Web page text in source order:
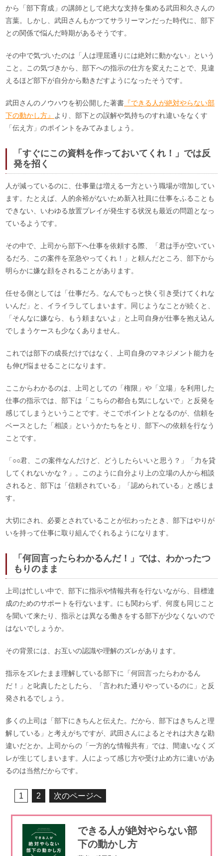
から「部下育成」の講師として絶大な支持を集める武田和久さんの
言葉。しかし、武田さんもかつてサラリーマンだった時代に、部下
との関係で悩んだ時期があるそうです。
その中で気づいたのは「人は理屈通りには絶対に動かない」という
こと。この気づきから、部下への指示の仕方を変えたことで、見違
えるほど部下が自分から動きだすようになったそうです。
武田さんのノウハウを初公開した著書 『できる人が絶対やらない部
下の動かし方』
より、部下との誤解や気持ちのすれ違いをなくす
「伝え方」のポイントをみてみましょう。
「すぐにこの資料を作っておいてくれ！」では反
発を招く
人が減っているのに、仕事量は増える一方という職場が増加してい
ます。たとえば、人的余裕がないため新入社員に仕事をふることも
できない、いわゆる放置プレイが発生する状況も最近の問題となっ
ているようです。
その中で、上司から部下へ仕事を依頼する際、「君は手が空いてい
るだろ、この案件を至急やってくれ！」と頼んだところ、部下から
明らかに嫌な顔をされることがあります。
任せる側としては「仕事だろ。なんでもっと快く引き受けてくれな
いんだ」と、イライラしてしまいます。同じようなことが続くと、
「そんなに嫌なら、もう頼まないよ」と上司自身が仕事を抱え込ん
でしまうケースも少なくありません。
これでは部下の成長だけではなく、上司自身のマネジメント能力を
も伸び悩ませることになります。
ここからわかるのは、上司としての「権限」や「立場」を利用した
仕事の指示では、部下は「こちらの都合も気にしないで」と反発を
感じてしまうということです。そこでポイントとなるのが、信頼を
ベースとした「相談」というかたちをとり、部下への依頼を行なう
ことです。
「○○君、この案件なんだけど、どうしたらいいと思う？」「力を貸
してくれないかな？」。このように自分より上の立場の人から相談
されると、部下は「信頼されている」「認められている」と感じま
す。
大切にされ、必要とされていることが伝わったとき、部下はやりが
いを持って仕事に取り組んでくれるようになります。
「何回言ったらわかるんだ！」では、わかったつ
もりのまま
上司は忙しい中で、部下に指示や情報共有を行ないながら、目標達
成のためのサポートを行ないます。にも関わらず、何度も同じこと
を聞いて来たり、指示とは異なる働きをする部下が少なくないので
はないでしょうか。
その背景には、お互いの認識や理解のズレがあります。
指示をズレたまま理解している部下に「何回言ったらわかるん
だ！」と叱責したとしたら、「言われた通りやっているのに」と反
発されるでしょう。
多くの上司は「部下にきちんと伝えた。だから、部下はきちんと理
解している」と考えがちですが、武田さんによるとそれは大きな勘
違いだとか。上司からの「一方的な情報共有」では、間違いなくズ
レが生じてしまいます。人によって感じ方や受け止め方に違いがあ
るのは当然だからです。
1 2 次のページへ
できる人が絶対やらない部
下の動かし方